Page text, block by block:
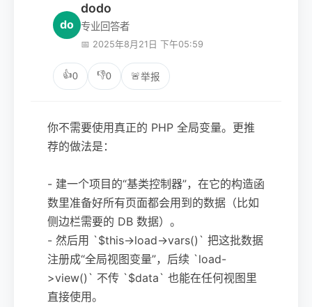
do
dodo
专业回答者
📅 2025年8月21日 下午05:59
👍0 👎0 🚨举报
你不需要使用真正的 PHP 全局变量。更推
荐的做法是：
- 建一个项目的“基类控制器”，在它的构造函
数里准备好所有页面都会用到的数据（比如
侧边栏需要的 DB 数据）。
- 然后用 `$this->load->vars()` 把这批数据
注册成“全局视图变量”，后续 `load-
>view()` 不传 `$data` 也能在任何视图里
直接使用。